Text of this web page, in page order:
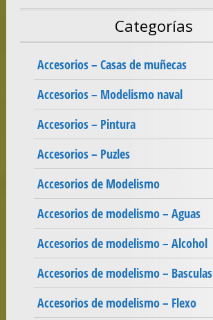
Categorías
Accesorios – Casas de muñecas
Accesorios – Modelismo naval
Accesorios – Pintura
Accesorios – Puzles
Accesorios de Modelismo
Accesorios de modelismo – Aguas
Accesorios de modelismo – Alcohol
Accesorios de modelismo – Basculas
Accesorios de modelismo – Flexo